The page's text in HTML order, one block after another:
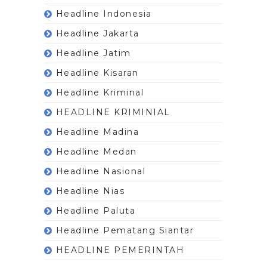
Headline Indonesia
Headline Jakarta
Headline Jatim
Headline Kisaran
Headline Kriminal
HEADLINE KRIMINIAL
Headline Madina
Headline Medan
Headline Nasional
Headline Nias
Headline Paluta
Headline Pematang Siantar
HEADLINE PEMERINTAH